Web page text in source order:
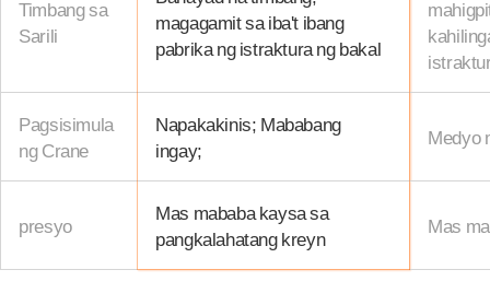
Timbang sa
Sarili
magagamit sa iba't ibang
pabrika ng istraktura ng bakal
Pagsisimula
ng Crane
Napakakinis; Mababang
ingay;
Medyo
presyo
Mas mababa kaysa sa
pangkalahatang kreyn
Mas